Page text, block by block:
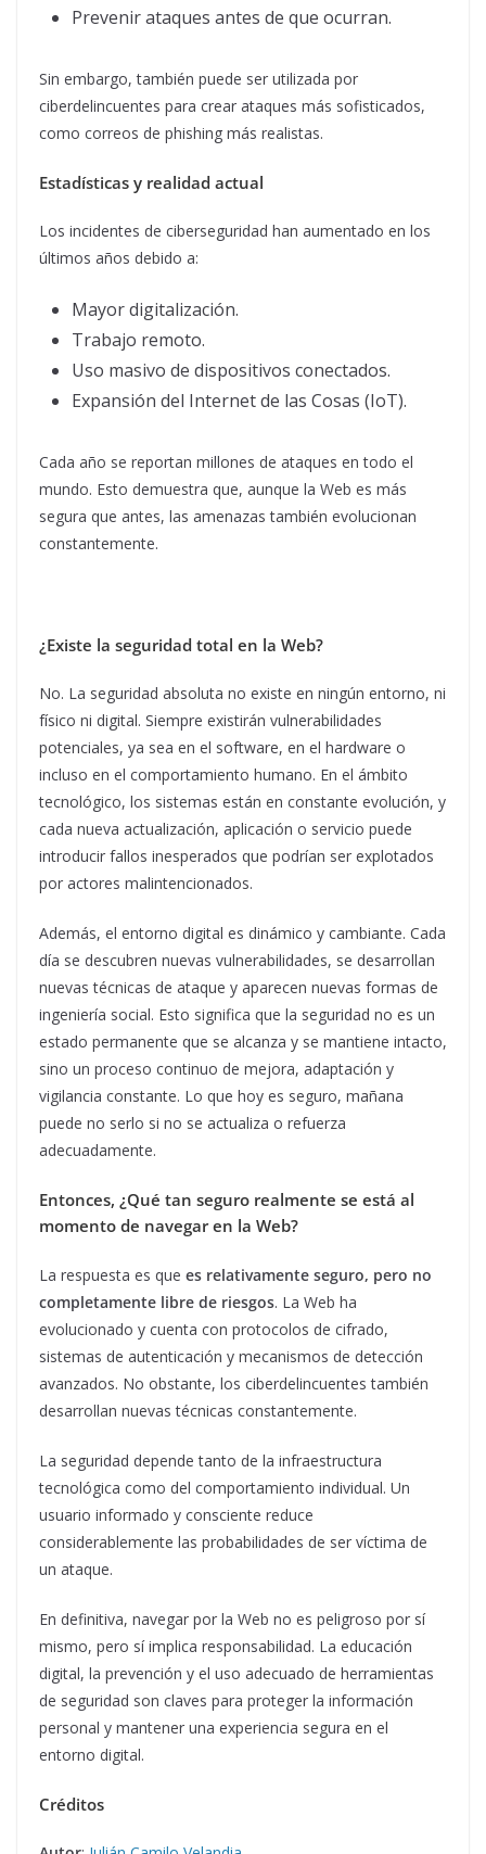
Prevenir ataques antes de que ocurran.
Sin embargo, también puede ser utilizada por
ciberdelincuentes para crear ataques más sofisticados,
como correos de phishing más realistas.
Estadísticas y realidad actual
Los incidentes de ciberseguridad han aumentado en los
últimos años debido a:
Mayor digitalización.
Trabajo remoto.
Uso masivo de dispositivos conectados.
Expansión del Internet de las Cosas (IoT).
Cada año se reportan millones de ataques en todo el
mundo. Esto demuestra que, aunque la Web es más
segura que antes, las amenazas también evolucionan
constantemente.
¿Existe la seguridad total en la Web?
No. La seguridad absoluta no existe en ningún entorno, ni
físico ni digital. Siempre existirán vulnerabilidades
potenciales, ya sea en el software, en el hardware o
incluso en el comportamiento humano. En el ámbito
tecnológico, los sistemas están en constante evolución, y
cada nueva actualización, aplicación o servicio puede
introducir fallos inesperados que podrían ser explotados
por actores malintencionados.
Además, el entorno digital es dinámico y cambiante. Cada
día se descubren nuevas vulnerabilidades, se desarrollan
nuevas técnicas de ataque y aparecen nuevas formas de
ingeniería social. Esto significa que la seguridad no es un
estado permanente que se alcanza y se mantiene intacto,
sino un proceso continuo de mejora, adaptación y
vigilancia constante. Lo que hoy es seguro, mañana
puede no serlo si no se actualiza o refuerza
adecuadamente.
Entonces, ¿Qué tan seguro realmente se está al
momento de navegar en la Web?
La respuesta es que es relativamente seguro, pero no
completamente libre de riesgos. La Web ha
evolucionado y cuenta con protocolos de cifrado,
sistemas de autenticación y mecanismos de detección
avanzados. No obstante, los ciberdelincuentes también
desarrollan nuevas técnicas constantemente.
La seguridad depende tanto de la infraestructura
tecnológica como del comportamiento individual. Un
usuario informado y consciente reduce
considerablemente las probabilidades de ser víctima de
un ataque.
En definitiva, navegar por la Web no es peligroso por sí
mismo, pero sí implica responsabilidad. La educación
digital, la prevención y el uso adecuado de herramientas
de seguridad son claves para proteger la información
personal y mantener una experiencia segura en el
entorno digital.
Créditos